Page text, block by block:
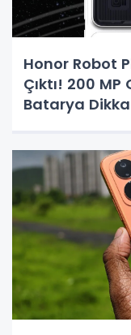
Honor Robot
Çıktı! 200
Batarya